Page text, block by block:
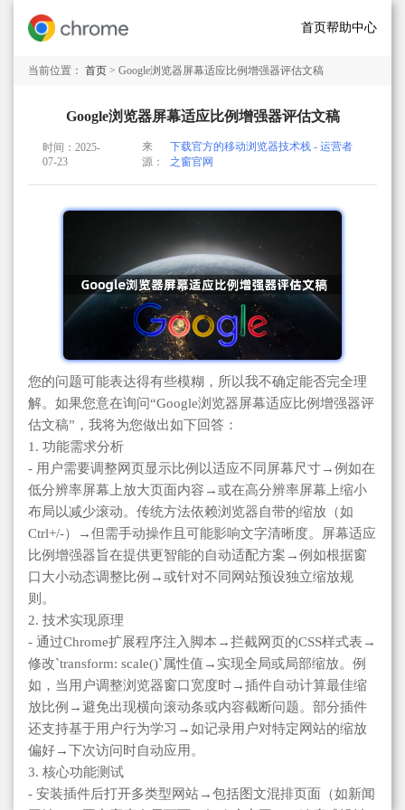
首页帮助中心
当前位置： 首页 > Google浏览器屏幕适应比例增强器评估文稿
Google浏览器屏幕适应比例增强器评估文稿
时间：2025-
07-23
来
源：
下载官方的移动浏览器技术栈 - 运营者
之窗官网
您的问题可能表达得有些模糊，所以我不确定能否完全理
解。如果您意在询问“Google浏览器屏幕适应比例增强器评
估文稿”，我将为您做出如下回答：
1. 功能需求分析
- 用户需要调整网页显示比例以适应不同屏幕尺寸→例如在
低分辨率屏幕上放大页面内容→或在高分辨率屏幕上缩小
布局以减少滚动。传统方法依赖浏览器自带的缩放（如
Ctrl+/-）→但需手动操作且可能影响文字清晰度。屏幕适应
比例增强器旨在提供更智能的自动适配方案→例如根据窗
口大小动态调整比例→或针对不同网站预设独立缩放规
则。
2. 技术实现原理
- 通过Chrome扩展程序注入脚本→拦截网页的CSS样式表→
修改`transform: scale()`属性值→实现全局或局部缩放。例
如，当用户调整浏览器窗口宽度时→插件自动计算最佳缩
放比例→避免出现横向滚动条或内容截断问题。部分插件
还支持基于用户行为学习→如记录用户对特定网站的缩放
偏好→下次访问时自动应用。
3. 核心功能测试
- 安装插件后打开多类型网站→包括图文混排页面（如新闻